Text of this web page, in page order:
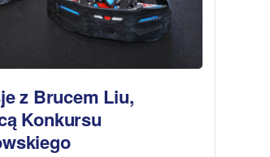
z Brucem Liu,
Konkursu